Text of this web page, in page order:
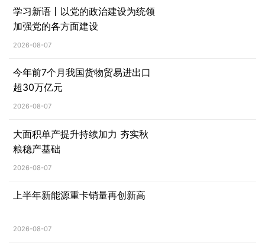
学习新语丨以党的政治建设为统领
加强党的各方面建设
2026-08-07
今年前7个月我国货物贸易进出口
超30万亿元
2026-08-07
大面积单产提升持续加力 夯实秋
粮稳产基础
2026-08-07
上半年新能源重卡销量再创新高
2026-08-07